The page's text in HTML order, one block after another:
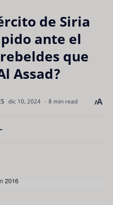
de Siria
ante el
que
Assad?
8 min read